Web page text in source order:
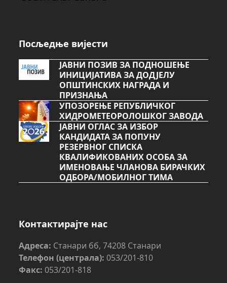
Посљедње вијести
ЈАВНИ ПОЗИВ ЗА ПОДНОШЕЊЕ
ИНИЦИЈАТИВА ЗА ДОДЈЕЛУ
ОПШТИНСКИХ НАГРАДА И
ПРИЗНАЊА
УПОЗОРЕЊЕ РЕПУБЛИЧКОГ
ХИДРОМЕТЕОРОЛОШКОГ ЗАВОДА
ЈАВНИ ОГЛАС ЗА ИЗБОР
КАНДИДАТА ЗА ПОПУНУ
РЕЗЕРВНОГ СПИСКА
КВАЛИФИКОВАНИХ ОСОБА ЗА
ИМЕНОВАЊЕ ЧЛАНОВА БИРАЧКИХ
ОДБОРА/МОБИЛНОГ ТИМА
Контактирајте нас
Адреса: Станари бб, 74208 Станари
Телефон (централа): 053/201-810
Факс: 053/201-818